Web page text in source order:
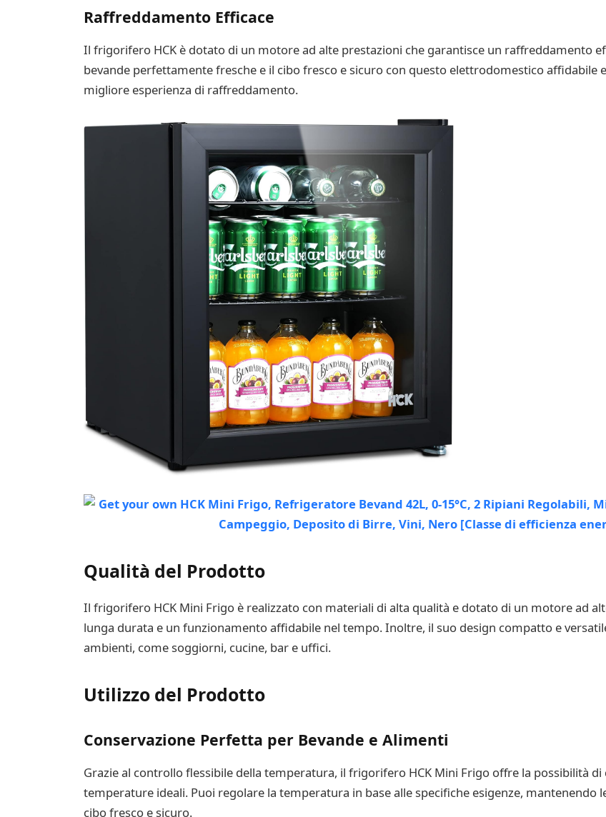
Raffreddamento Efficace
Il frigorifero HCK è dotato di un motore ad alte prestazioni che garantisce un raffreddamento
bevande perfettamente fresche e il cibo fresco e sicuro con questo elettrodomestico
migliore esperienza di raffreddamento.
Qualità del Prodotto
Il frigorifero HCK Mini Frigo è realizzato con materiali di alta qualità e dotato di un motore ad
lunga durata e un funzionamento affidabile nel tempo. Inoltre, il suo design compatto e
ambienti, come soggiorni, cucine, bar e uffici.
Utilizzo del Prodotto
Conservazione Perfetta per Bevande e Alimenti
Grazie al controllo flessibile della temperatura, il frigorifero HCK Mini Frigo offre la possibilità
temperature ideali. Puoi regolare la temperatura in base alle specifiche esigenze, mantenendo
cibo fresco e sicuro.